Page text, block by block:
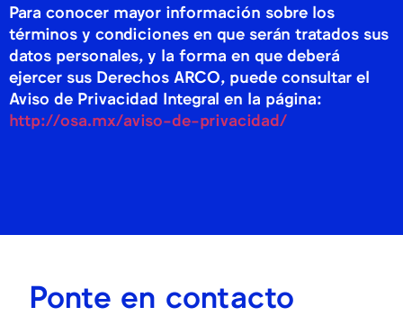
Para conocer mayor información sobre los
términos y condiciones en que serán tratados sus
datos personales, y la forma en que deberá
ejercer sus Derechos ARCO, puede consultar el
Aviso de Privacidad Integral en la página:
http://osa.mx/aviso-de-privacidad/
Ponte en contacto